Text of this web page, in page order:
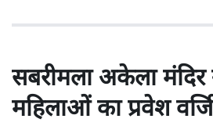
सबरीमला अकेला मंदिर
महिलाओं का प्रवेश